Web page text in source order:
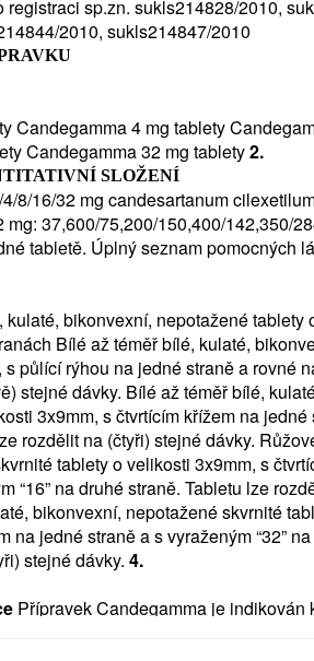
Patří do skupiny léčiv, která se označují
hormon angiotenzin II. Účinkuje tak, že
Tím napomáhá snížení krevního tlaku.
těla. Tento přípravek se užívá k:
(hypertenze) u dospělých pacientů.
srdečním selháním, tj. sníženou
inhibitorům nebo pokud nemohou
skupinou léčiv používaných k léčbě
než začnete přípravek
Candegamma
á) na kandesartan-cilexetil
(viz bod 6).
těhotná (nejlepší je vyhnout se
- viz „Těhotenství a kojení“
jater nebo obstrukci žlučových
některý z výše uvedených bodů týká
dříve, než začnete užívat přípravek
se poraďte se svým lékařem,
registraci sp.zn. sukls214828/2010,
2010, sukls214847/2010
Candegamma 4 mg tablety
Candegamma 32 mg tablety2.
SLOŽENÍ
8/16/32 mg candesartanum
37,600/75,200/150,400/142,350/
tabletě. Úplný seznam pomocných
bikonvexní, nepotažené tablety
Bílé až téměř bílé, kulaté,
půlící rýhou na jedné straně a rovné
stejné dávky. Bílé až téměř bílé,
3x9mm, s čtvrtícím křížem na
rozdělit na (čtyři) stejné dávky.
tablety o velikosti 3x9mm, s
“16” na druhé straně. Tabletu lze
bikonvexní, nepotažené skvrnité
na jedné straně a s vyraženým “32”
stejné dávky. 4.
Přípravek Candegamma je indikován